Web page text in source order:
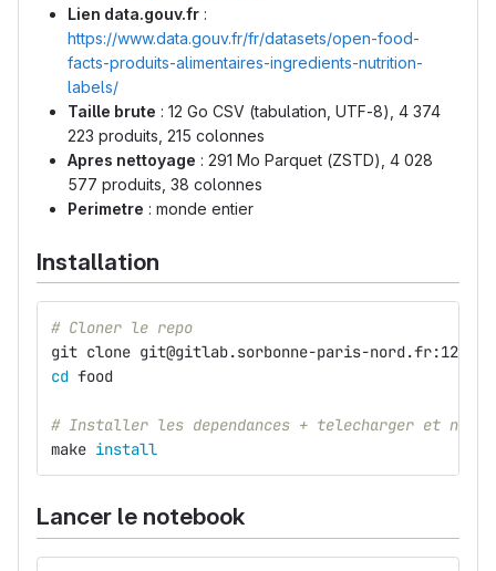
Lien data.gouv.fr :
https://www.data.gouv.fr/fr/datasets/open-food-
facts-produits-alimentaires-ingredients-nutrition-
labels/
Taille brute : 12 Go CSV (tabulation, UTF-8), 4 374
223 produits, 215 colonnes
Apres nettoyage : 291 Mo Parquet (ZSTD), 4 028
577 produits, 38 colonnes
Perimetre : monde entier
Installation
# Cloner le repo
git clone git@gitlab.sorbonne-paris-
cd food
# Installer les dependances + telecharger et
make install
Lancer le notebook